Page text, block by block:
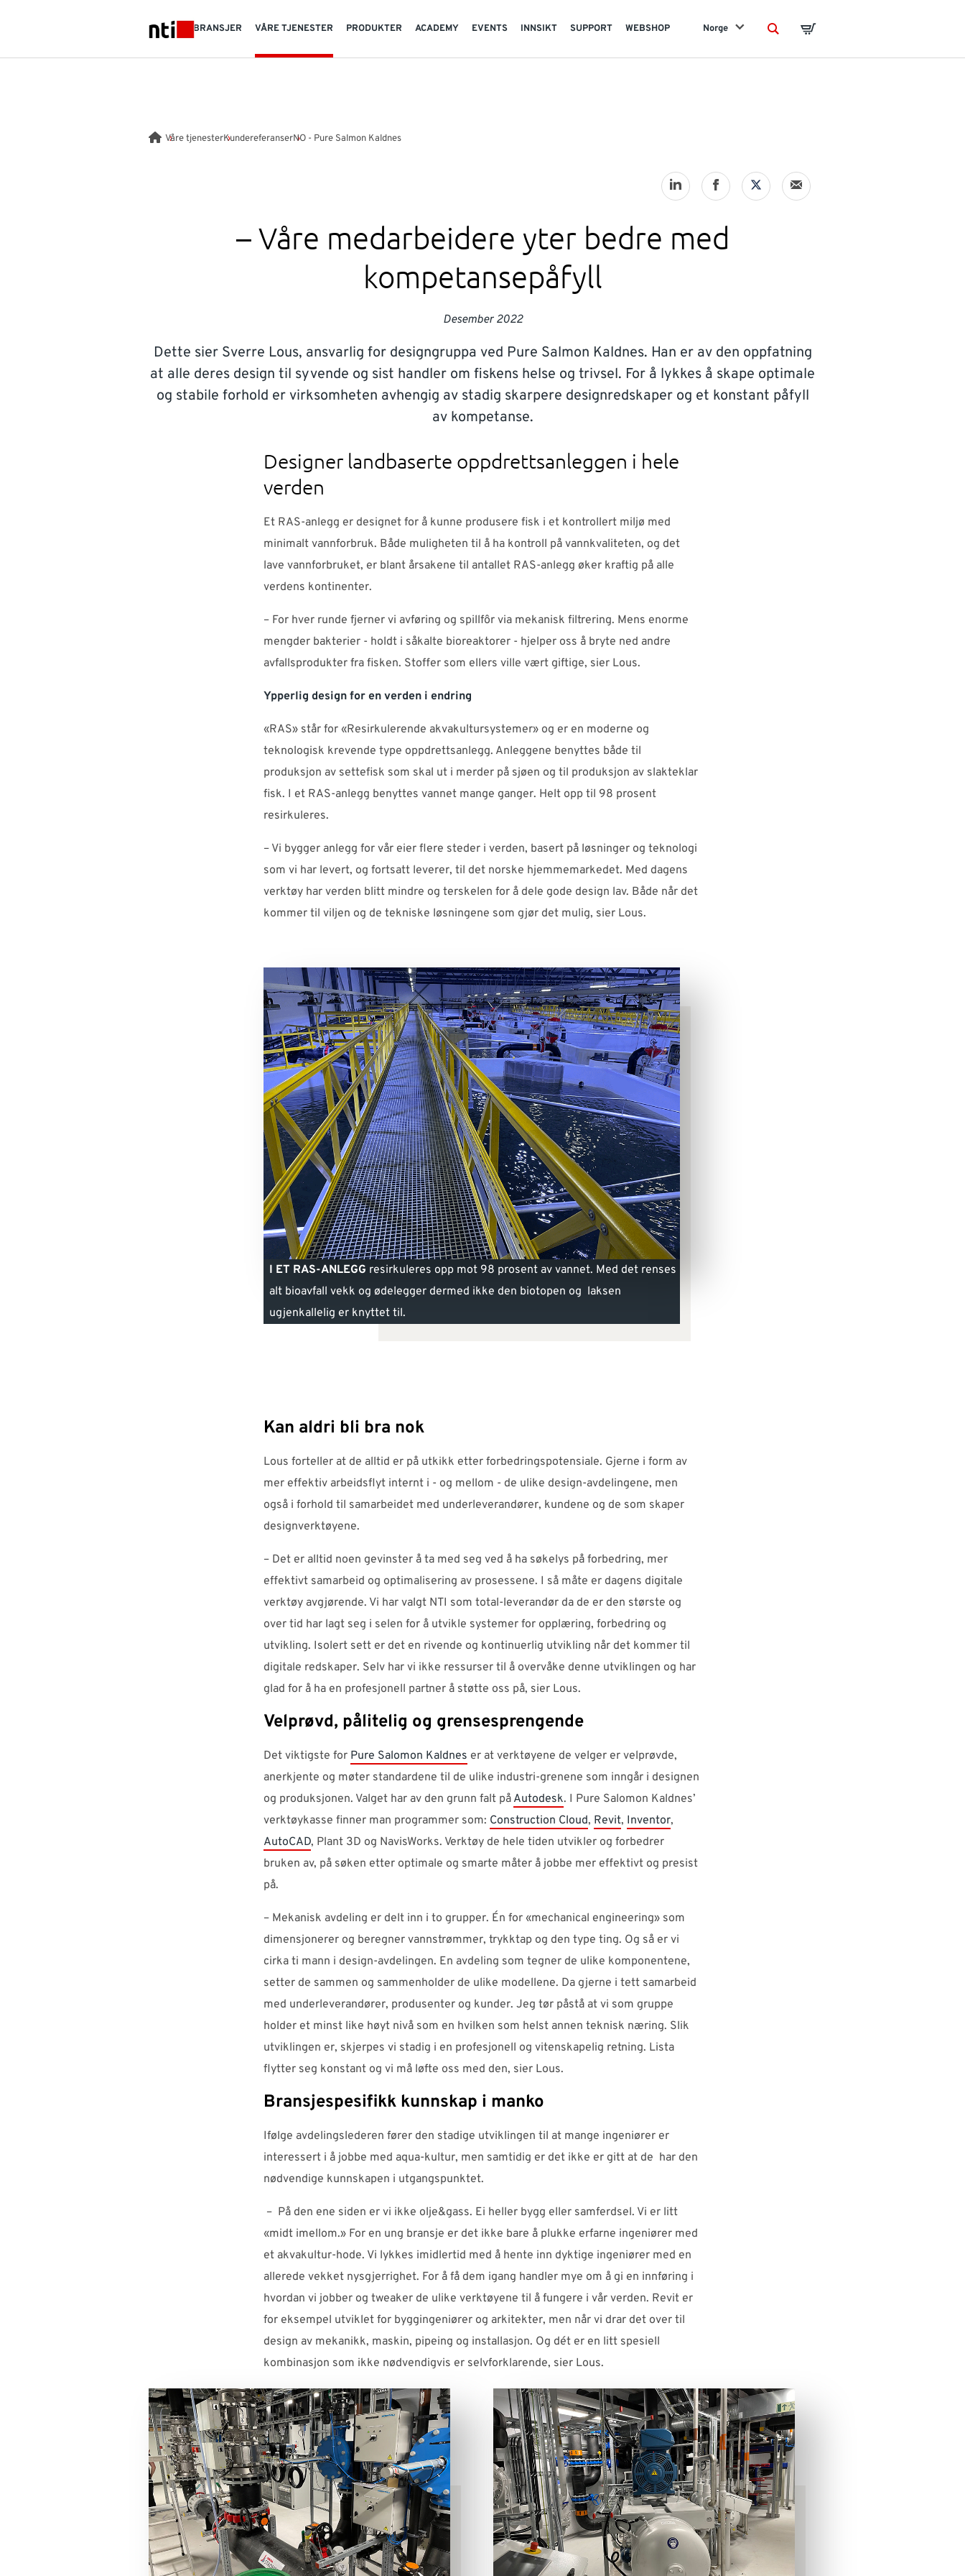
NTI logo
BRANSJER VÅRE TJENESTER PRODUKTER ACADEMY EVENTS INNSIKT SUPPORT WEBSHOP Norge
SearchBasket
Våre tjenesterKundereferanserNO - Pure Salmon Kaldnes
– Våre medarbeidere yter bedre med
kompetansepåfyll
Desember 2022
Dette sier Sverre Lous, ansvarlig for designgruppa ved Pure Salmon Kaldnes. Han er av den oppfatning
at alle deres design til syvende og sist handler om fiskens helse og trivsel. For å lykkes å skape optimale
og stabile forhold er virksomheten avhengig av stadig skarpere designredskaper og et konstant påfyll
av kompetanse.
Designer landbaserte oppdrettsanleggen i hele
verden
Et RAS-anlegg er designet for å kunne produsere fisk i et kontrollert miljø med
minimalt vannforbruk. Både muligheten til å ha kontroll på vannkvaliteten, og det
lave vannforbruket, er blant årsakene til antallet RAS-anlegg øker kraftig på alle
verdens kontinenter.
– For hver runde fjerner vi avføring og spillfôr via mekanisk filtrering. Mens enorme
mengder bakterier - holdt i såkalte bioreaktorer - hjelper oss å bryte ned andre
avfallsprodukter fra fisken. Stoffer som ellers ville vært giftige, sier Lous.
Ypperlig design for en verden i endring
«RAS» står for «Resirkulerende akvakultursystemer» og er en moderne og
teknologisk krevende type oppdrettsanlegg. Anleggene benyttes både til
produksjon av settefisk som skal ut i merder på sjøen og til produksjon av slakteklar
fisk. I et RAS-anlegg benyttes vannet mange ganger. Helt opp til 98 prosent
resirkuleres.
– Vi bygger anlegg for vår eier flere steder i verden, basert på løsninger og teknologi
som vi har levert, og fortsatt leverer, til det norske hjemmemarkedet. Med dagens
verktøy har verden blitt mindre og terskelen for å dele gode design lav. Både når det
kommer til viljen og de tekniske løsningene som gjør det mulig, sier Lous.
I ET RAS-ANLEGG resirkuleres opp mot 98 prosent av vannet. Med det renses
alt bioavfall vekk og ødelegger dermed ikke den biotopen og laksen
ugjenkallelig er knyttet til.
Kan aldri bli bra nok
Lous forteller at de alltid er på utkikk etter forbedringspotensiale. Gjerne i form av
mer effektiv arbeidsflyt internt i - og mellom - de ulike design-avdelingene, men
også i forhold til samarbeidet med underleverandører, kundene og de som skaper
designverktøyene.
– Det er alltid noen gevinster å ta med seg ved å ha søkelys på forbedring, mer
effektivt samarbeid og optimalisering av prosessene. I så måte er dagens digitale
verktøy avgjørende. Vi har valgt NTI som total-leverandør da de er den største og
over tid har lagt seg i selen for å utvikle systemer for opplæring, forbedring og
utvikling. Isolert sett er det en rivende og kontinuerlig utvikling når det kommer til
digitale redskaper. Selv har vi ikke ressurser til å overvåke denne utviklingen og har
glad for å ha en profesjonell partner å støtte oss på, sier Lous.
Velprøvd, pålitelig og grensesprengende
Det viktigste for Pure Salomon Kaldnes er at verktøyene de velger er velprøvde,
anerkjente og møter standardene til de ulike industri-grenene som inngår i designen
og produksjonen. Valget har av den grunn falt på Autodesk. I Pure Salomon Kaldnes’
verktøykasse finner man programmer som: Construction Cloud, Revit, Inventor,
AutoCAD, Plant 3D og NavisWorks. Verktøy de hele tiden utvikler og forbedrer
bruken av, på søken etter optimale og smarte måter å jobbe mer effektivt og presist
på.
– Mekanisk avdeling er delt inn i to grupper. Én for «mechanical engineering» som
dimensjonerer og beregner vannstrømmer, trykktap og den type ting. Og så er vi
cirka ti mann i design-avdelingen. En avdeling som tegner de ulike komponentene,
setter de sammen og sammenholder de ulike modellene. Da gjerne i tett samarbeid
med underleverandører, produsenter og kunder. Jeg tør påstå at vi som gruppe
holder et minst like høyt nivå som en hvilken som helst annen teknisk næring. Slik
utviklingen er, skjerpes vi stadig i en profesjonell og vitenskapelig retning. Lista
flytter seg konstant og vi må løfte oss med den, sier Lous.
Bransjespesifikk kunnskap i manko
Ifølge avdelingslederen fører den stadige utviklingen til at mange ingeniører er
interessert i å jobbe med aqua-kultur, men samtidig er det ikke er gitt at de har den
nødvendige kunnskapen i utgangspunktet.
– På den ene siden er vi ikke olje&gass. Ei heller bygg eller samferdsel. Vi er litt
«midt imellom.» For en ung bransje er det ikke bare å plukke erfarne ingeniører med
et akvakultur-hode. Vi lykkes imidlertid med å hente inn dyktige ingeniører med en
allerede vekket nysgjerrighet. For å få dem igang handler mye om å gi en innføring i
hvordan vi jobber og tweaker de ulike verktøyene til å fungere i vår verden. Revit er
for eksempel utviklet for byggingeniører og arkitekter, men når vi drar det over til
design av mekanikk, maskin, pipeing og installasjon. Og dét er en litt spesiell
kombinasjon som ikke nødvendigvis er selvforklarende, sier Lous.